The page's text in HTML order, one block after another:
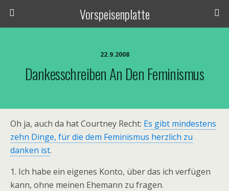
Vorspeisenplatte
22.9.2008
Dankesschreiben An Den Feminismus
Oh ja, auch da hat Courtney Recht: Es gibt mindestens
zehn Dinge, für die dem Feminismus herzlich zu
danken ist.
1. Ich habe ein eigenes Konto, über das ich verfügen
kann, ohne meinen Ehemann zu fragen.